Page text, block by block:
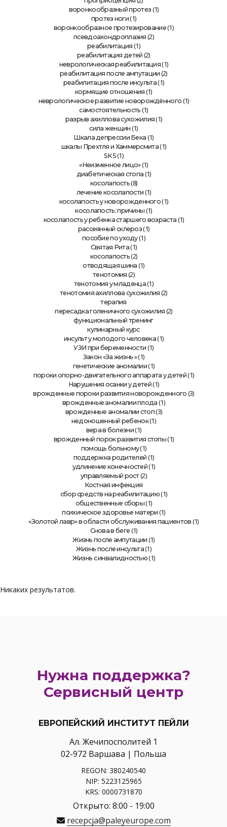
воронкообразный протез (1)
протез ноги (1)
воронкообразное протезирование(1)
псевдоахондроплазия (2)
реабилитация (1)
реабилитация детей (2)
неврологическая реабилитация (1)
реабилитация после ампутации (2)
реабилитация после инсульта(1)
кормящие отношения (1)
неврологическое развитие новорождённого (1)
самостоятельность (1)
разрыв ахиллова сухожилия (1)
сила женщин (1)
Шкала депрессии Бека (1)
шкалы Прехтля и Хаммерсмита(1)
SKS(1)
«Неизменное лицо»(1)
диабетическая стопа (1)
косолапость (8)
лечение косолапости (1)
косолапость у новорожденного (1)
косолапость: причины (1)
косолапость у ребенка старшего возраста (1)
рассеянный склероз (1)
пособие по уходу(1)
Святая Рита (1)
косолапость (2)
отводящая шина (1)
тенотомия (2)
тенотомия у младенца(1)
тенотомия ахиллова сухожилия (2)
терапия
пересадка голеничного сухожилия (2)
функциональный тренинг
кулинарный курс
инсульт у молодого человека(1)
УЗИ при беременности (1)
Закон «За жизнь » (1)
генетические аномалии (1)
пороки опорно-двигательного аппарата у детей (1)
Нарушения осанки у детей (1)
врожденные пороки развития новорожденного (3)
врожденные аномалии плода (1)
врожденные аномалии стоп (3)
недоношенный ребенок(1)
вера в болезни (1)
врожденный порок развития стопы (1)
помощь больному(1)
поддержка родителей (1)
удлинение конечностей (1)
управляемый рост(2)
Костная инфекция
сбор средств на реабилитацию (1)
общественные сборы (1)
психическое здоровье матери (1)
«Золотой лавр» в области обслуживания пациентов (1)
Снова в беге (1)
Жизнь после ампутации (1)
Жизнь после инсульта(1)
Жизнь с инвалидностью (1)
Никаких результатов.
Нужна поддержка?
Сервисный центр
ЕВРОПЕЙСКИЙ ИНСТИТУТ ПЕЙЛИ
Ал. Жечипосполитей 1
02-972 Варшава | Польша
REGON: 380240540
NIP: 5223125965
KRS: 0000731870
Открыто: 8:00 - 19:00
recepcja@paleyeurope.com